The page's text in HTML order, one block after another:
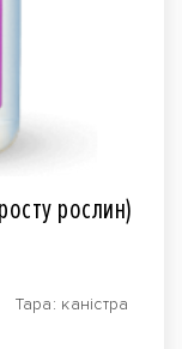
рослин)
каністра